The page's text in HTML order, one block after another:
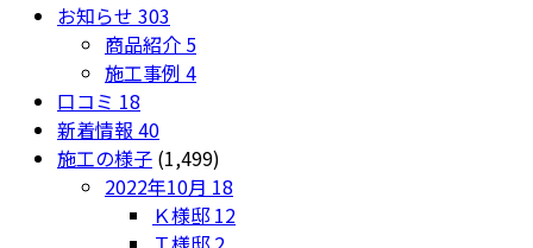
お知らせ 303
商品紹介 5
施工事例 4
口コミ 18
新着情報 40
施工の様子 (1,499)
2022年10月 18
Ｋ様邸 12